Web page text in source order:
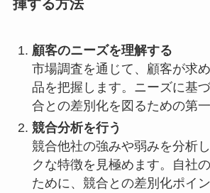
揮する方法
顧客のニーズを理解する
市場調査を通じて、顧客が求
品を把握します。ニーズに基
合との差別化を図るための第一
競合分析を行う
競合他社の強みや弱みを分析
クな特徴を見極めます。自社
ために、競合との差別化ポイ